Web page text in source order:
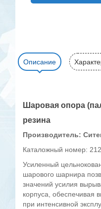
Описание
Шаровая опора
резина
Производитель:
Каталожный номер:
Усиленный
шарового шарнира
значений усилия
корпуса, обеспечивая
при интенсивной